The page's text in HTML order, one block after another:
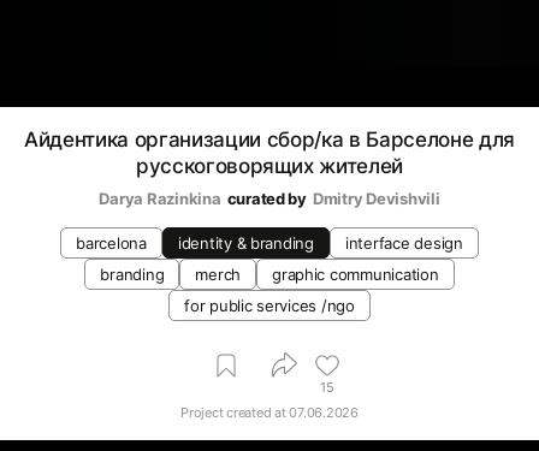
Айдентика организации сбор/ка в Барселоне для
русскоговорящих жителей
Darya Razinkina curated by Dmitry Devishvili
barcelona identity & branding
interface design
branding
merch
graphic communication
for public services /ngo
15
Project created at07.06.2026